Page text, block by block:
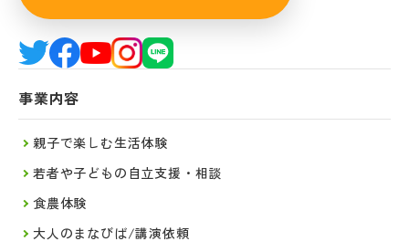
事業内容
親子で楽しむ生活体験
若者や子どもの自立支援・相談
食農体験
大人のまなびば/講演依頼